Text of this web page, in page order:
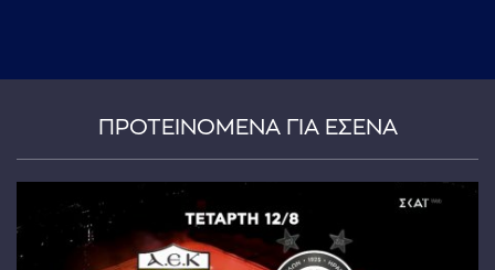
ΠΡΟΤΕΙΝΟΜΕΝΑ ΓΙΑ ΕΣΕΝΑ